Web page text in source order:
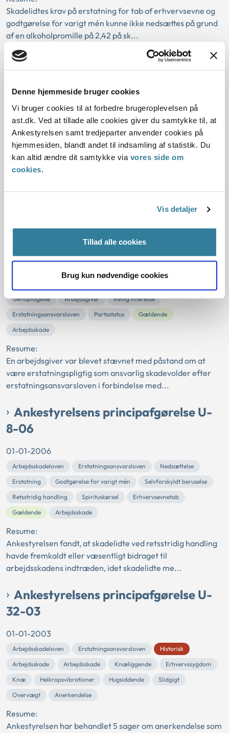
Denne hjemmeside bruger cookies
Vi bruger cookies til at forbedre brugeroplevelsen på
ast.dk. Ved at tillade alle cookies giver du samtykke til, at
Ankestyrelsen samt tredjeparter anvender cookies på
hjemmesiden, blandt andet til indsamling af statistik. Du
kan altid ændre dit samtykke via vores side om
cookies.
Vis detaljer
Tillad alle cookies
Brug kun nødvendige cookies
Skadelidtes krav på erstatning for tab af erhvervsevne og
godtgørelse for varigt mén kunne ikke nedsættes på grund
af en alkoholpromille på 2,42 på sk...
Ankestyrelsens principafgørelse 29-
Arbejdsskadeloven Erstatningsansvarsloven
Arbejdsskade
Behandlingsudgift
Faktisk udgift
Forsikringsordning
Førtidspension
Gældende Arbejdsskade
Resume:
udgifter til behandling efter loven.
Ankestyrelsens principafgørelse 217-
Genoptagelse
Arbejdsgiver
Retlig interesse
Erstatningsansvarsloven
Partsstatus
Gældende
Arbejdsskade
Resume:
En arbejdsgiver var blevet stævnet med påstand om at
være erstatningspligtig som ansvarlig skadevolder efter
erstatningsansvarsloven i forbindelse med...
Ankestyrelsens principafgørelse U-
8-06
01-01-2006
Arbejdsskadeloven Erstatningsansvarsloven
Nedsættelse
Erstatning
Godtgørelse for varigt mén
Selvforskyldt beruselse
Retsstridig handling
Spirituskørsel
Erhvervsevnetab
Gældende
Arbejdsskade
Resume:
Ankestyrelsen fandt, at skadelidte ved retsstridig handling
havde fremkaldt eller væsentligt bidraget til
arbejdsskadens indtræden, idet skadelidte me...
Ankestyrelsens principafgørelse U-
32-03
01-01-2003
Arbejdsskadeloven Erstatningsansvarsloven
Historisk
Arbejdsskade
Arbejdsskade Knæliggende
Erhvervssygdom
Knæ
Helkropsvibrationer Hugsiddende
Slidgigt
Overvægt
Anerkendelse
Resume:
Ankestyrelsen har behandlet 5 sager om anerkendelse som